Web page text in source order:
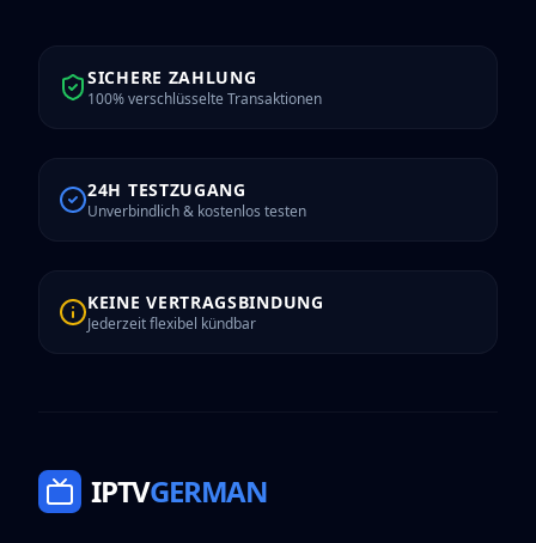
SICHERE ZAHLUNG
100% verschlüsselte Transaktionen
24H TESTZUGANG
Unverbindlich & kostenlos testen
KEINE VERTRAGSBINDUNG
Jederzeit flexibel kündbar
IPTVGERMAN